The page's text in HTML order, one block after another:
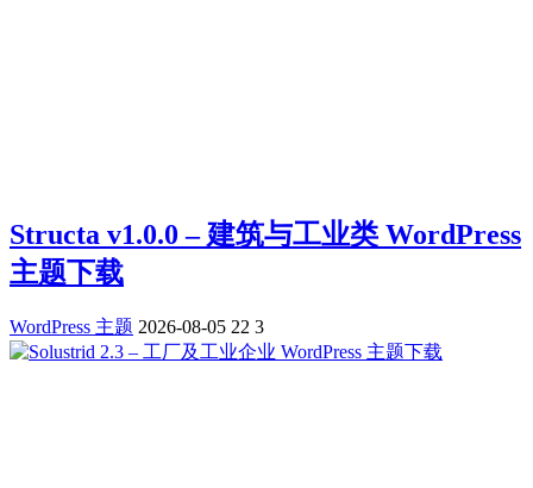
Structa v1.0.0 – 建筑与工业类 WordPress
主题下载
WordPress 主题 2026-08-05 22 3